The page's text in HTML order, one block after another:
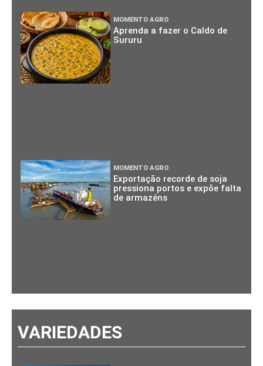
MOMENTO AGRO
Aprenda a fazer o Caldo de
Sururu
MOMENTO AGRO
Exportação recorde de soja
pressiona portos e expõe falta
de armazéns
VARIEDADES